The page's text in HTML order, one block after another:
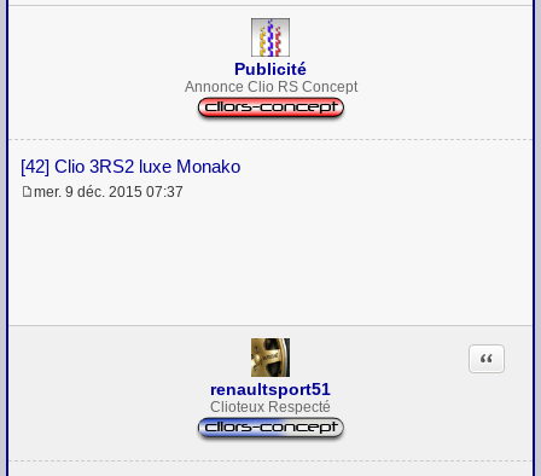
Publicité
Annonce Clio RS Concept
[42] Clio 3RS2 luxe Monako
mer. 9 déc. 2015 07:37
renaultsport51
Clioteux Respecté
Citation